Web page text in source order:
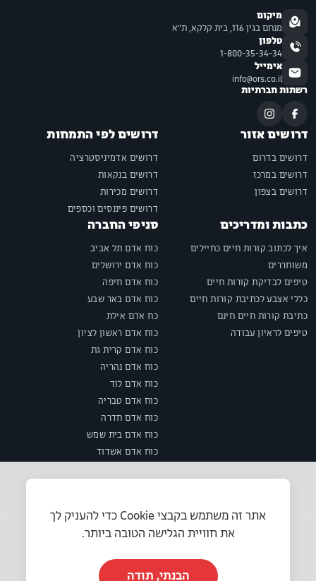
מיקום
מנחם בגין 116, בית קלקא, ת"א
טלפון
1-800-35-34-34
אימייל
info@ors.co.il
רשתות חברתיות
דרושים אזור
דרושים בדרום
דרושים במרכז
דרושים בצפון
דרושים לפי התמחות
דרושים אדמיניסטרציה
דרושים בנקאות
דרושים מכירות
דרושים פיננסים וכספים
כתבות ומדריכים
איך לכתוב קורות חיים כחיילים
משוחררים
טיפים לבדיקת קורות חיים
כללי אצבע לכתיבת קורות חיים
כתיבת קורות חיים חינם
טיפים לראיון עבודה
סניפי החברה
כוח אדם תל אביב
כוח אדם ירושלים
כוח אדם חיפה
כוח אדם באר שבע
כח אדם אילת
כוח אדם ראשון לציון
כוח אדם קרית גת
כוח אדם נהריה
כוח אדם לוד
כוח אדם טבריה
כוח אדם חדרה
כוח אדם בית שמש
כוח אדם אשדוד
אתר זה משתמש בקבצי Cookie כדי להעניק לך
את חוויית הגלישה הטובה ביותר.
הבנתי, תודה